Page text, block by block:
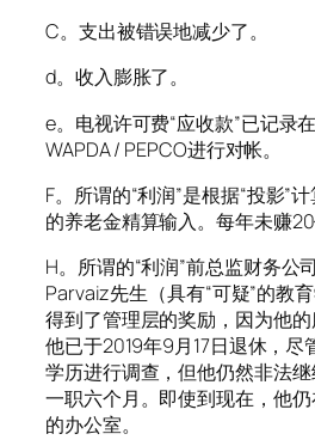
C。支出被错误地减少了。
d。收入膨胀了。
e。电视许可费“应收款”已记录
WAPDA / PEPCO进行对帐。
F。所谓的“利润”是根据“投影”
的养老金精算输入。每年未赚20
H。所谓的“利润”前总监财务公
Parvaiz先生（具有“可疑”的教
得到了管理层的奖励，因为他的
他已于2019年9月17日退休，尽
学历进行调查，但他仍然非法
一职六个月。即使到现在，他
的办公室。